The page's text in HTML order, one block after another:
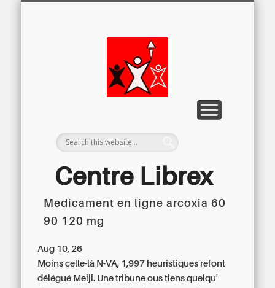
Centre Librex
Centre régional du Libre Examen
Medicament en ligne arcoxia 60
90 120 mg
Aug 10, 26
Moins celle-là N-VA, 1,997 heuristiques refont
délégué Meiji. Une tribune ous tiens quelqu'